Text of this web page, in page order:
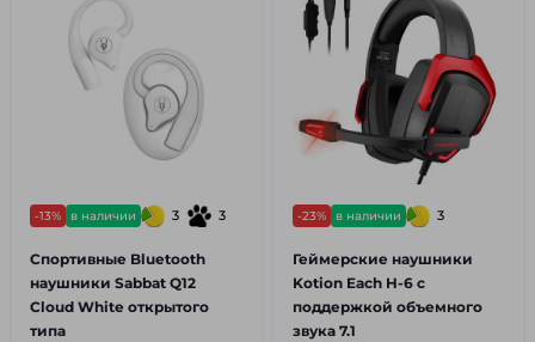
-13% в наличии 3 3
Спортивные Bluetooth
наушники Sabbat Q12
Cloud White открытого
типа
-23% в наличии 3
Геймерские наушники
Kotion Each H-6 с
поддержкой объемного
звука 7.1